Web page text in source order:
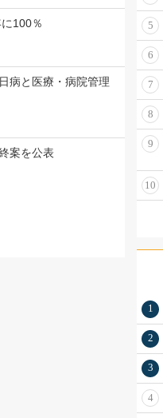
100％
病と医療・病院管理
案を公表
5
6
7
8
9
10
1
2
3
4